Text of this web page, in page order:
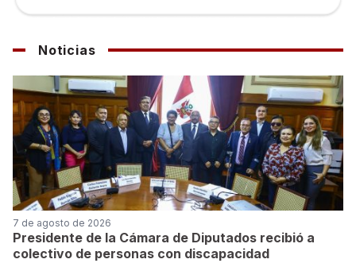
Noticias
7 de agosto de 2026
Presidente de la Cámara de Diputados recibió a
colectivo de personas con discapacidad